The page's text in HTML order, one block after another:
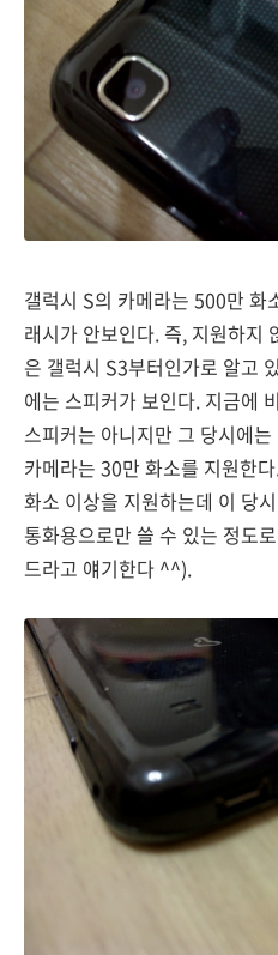
갤럭시 S의 카메라는 500만 화
래시가 안보인다. 즉, 지원하지
은 갤럭시 S3부터인가로 알고
에는 스피커가 보인다. 지금에
스피커는 아니지만 그 당시에
카메라는 30만 화소를 지원한
화소 이상을 지원하는데 이 당
통화용으로만 쓸 수 있는 정도
드라고 얘기한다 ^^).